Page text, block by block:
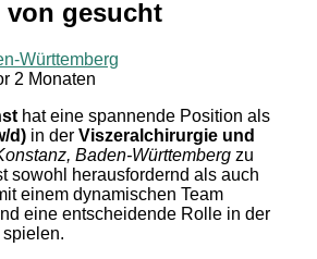
von gesucht
Württemberg
2 Monaten
hat eine spannende Position als
d) in der Viszeralchirurgie und
Baden-Württemberg zu
sowohl herausfordernd als auch
einem dynamischen Team
eine entscheidende Rolle in der